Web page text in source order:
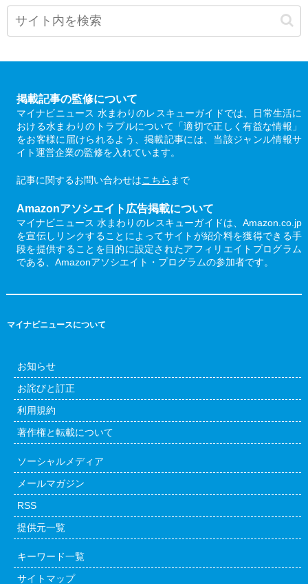
掲載記事の監修について
マイナビニュース 水まわりのレスキューガイドでは、日常生活に
おける水まわりのトラブルについて「適切で正しく有益な情報」
をお客様に届けられるよう、掲載記事には、当該ジャンル情報サ
イト運営企業の監修を入れています。
記事に関するお問い合わせはこちら まで
Amazonアソシエイト広告掲載について
マイナビニュース 水まわりのレスキューガイドは、Amazon.co.jp
を宣伝しリンクすることによってサイトが紹介料を獲得できる手
段を提供することを目的に設定されたアフィリエイトプログラム
である、Amazonアソシエイト・プログラムの参加者です。
マイナビニュースについて
お知らせ
お詫びと訂正
利用規約
著作権と転載について
ソーシャルメディア
メールマガジン
RSS
提供元一覧
キーワード一覧
サイトマップ